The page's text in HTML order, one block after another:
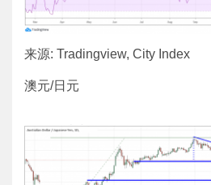
来源: Tradingview, City Index
澳元/日元